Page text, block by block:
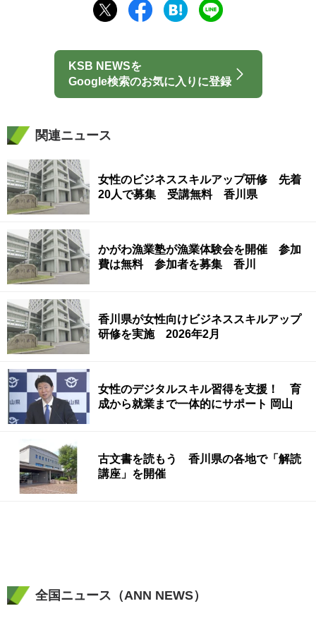
KSB NEWSを
Google検索のお気に入りに登録
関連ニュース
女性のビジネススキルアップ研修 先着
20人で募集 受講無料 香川県
かがわ漁業塾が漁業体験会を開催 参加
費は無料 参加者を募集 香川
香川県が女性向けビジネススキルアップ
研修を実施 2026年2月
女性のデジタルスキル習得を支援！ 育
成から就業まで一体的にサポート 岡山
古文書を読もう 香川県の各地で「解読
講座」を開催
全国ニュース（ANN NEWS）